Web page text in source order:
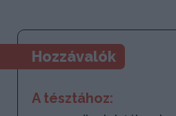
Hozzávalók
A tésztához: